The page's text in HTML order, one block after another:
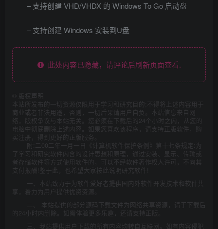
– 支持创建 VHD/VHDX 的 Windows To Go 启动盘
– 支持创建 Windows 安装到U盘
此处内容已隐藏，请评论后刷新页面查看.
版权声明
本站所发布的一切资源仅限用于学习和研究目的;不得将上述内容用于
商业或者非法用途，否则，一切后果请用户自负。本站信息来自网
络，版权争议与本站无关。您必须在下载后的24个小时之内，从您的
电脑中彻底删除上述内容。如果您喜欢该程序，请支持正版软件，购
买注册，得到更好的正版服务。
附:二00二年一月一日《计算机软件保护条例》第十七条规定:为
了学习和研究软件内含的设计思想和原理，通过安装、显示、传输或
者存储软件等方式使用软件的，可以不经软件著作权人许可，不向其
支付报酬!鉴于此，也希望大家按此说明研究软件!
一、本站致力于为软件爱好者提供国内外软件开发技术和软件共
享，着力为用户提供优资资源。
二、 本站提供的部分源码下载文件为网络共享资源，请于下载后
的24小时内删除。如需体验更多乐趣，还请支持正版。
三、我站提供用户下载的所有内容均转自互联网。如有内容侵犯